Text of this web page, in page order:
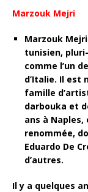
Marzouk Mejri
Marzouk
tunisien,
comme l’un
d’Italie. Il est
famille
darbouka et
ans à Naples,
renommée,
Eduardo De
d’autres.
Il y a quelques